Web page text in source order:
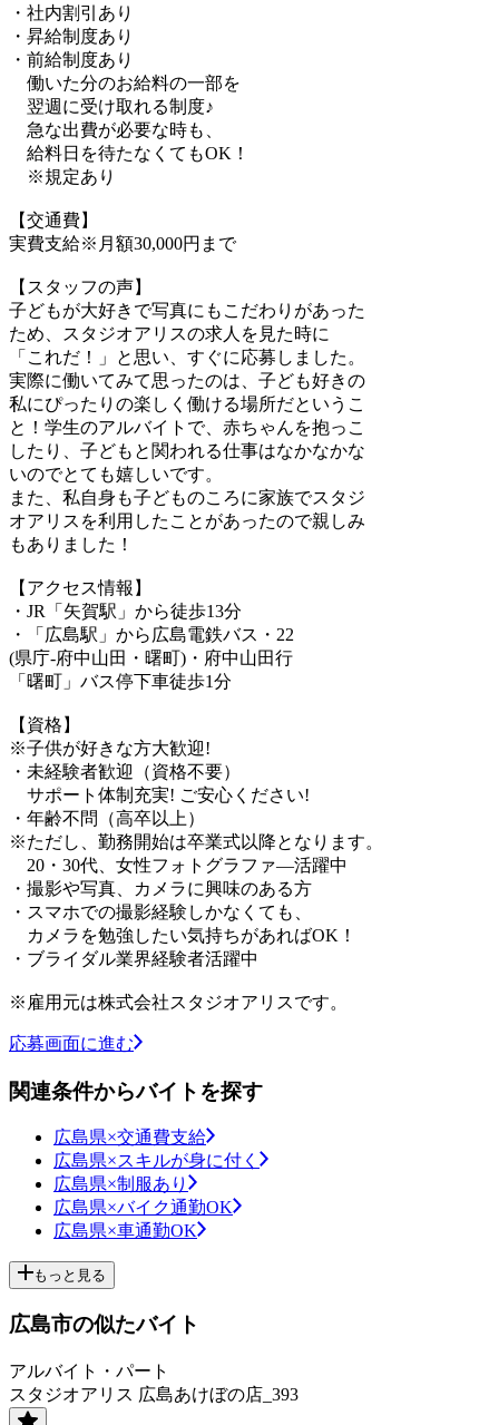
・社内割引あり
・昇給制度あり
・前給制度あり
働いた分のお給料の一部を
翌週に受け取れる制度♪
急な出費が必要な時も、
給料日を待たなくてもOK！
※規定あり
【交通費】
実費支給※月額30,000円まで
【スタッフの声】
子どもが大好きで写真にもこだわりがあった
ため、スタジオアリスの求人を見た時に
「これだ！」と思い、すぐに応募しました。
実際に働いてみて思ったのは、子ども好きの
私にぴったりの楽しく働ける場所だというこ
と！学生のアルバイトで、赤ちゃんを抱っこ
したり、子どもと関われる仕事はなかなかな
いのでとても嬉しいです。
また、私自身も子どものころに家族でスタジ
オアリスを利用したことがあったので親しみ
もありました！
【アクセス情報】
・JR「矢賀駅」から徒歩13分
・「広島駅」から広島電鉄バス・22
(県庁-府中山田・曙町)・府中山田行
「曙町」バス停下車徒歩1分
【資格】
※子供が好きな方大歓迎!
・未経験者歓迎（資格不要）
サポート体制充実! ご安心ください!
・年齢不問（高卒以上）
※ただし、勤務開始は卒業式以降となります。
20・30代、女性フォトグラファ―活躍中
・撮影や写真、カメラに興味のある方
・スマホでの撮影経験しかなくても、
カメラを勉強したい気持ちがあればOK！
・ブライダル業界経験者活躍中
※雇用元は株式会社スタジオアリスです。
応募画面に進む
関連条件からバイトを探す
広島県×交通費支給
広島県×スキルが身に付く
広島県×制服あり
広島県×バイク通勤OK
広島県×車通勤OK
もっと見る
広島市の似たバイト
アルバイト・パート
スタジオアリス 広島あけぼの店_393